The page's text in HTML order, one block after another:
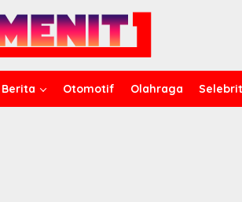
Berita Otomotif Olahraga